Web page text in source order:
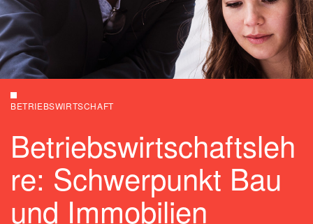
BETRIEBSWIRTSCHAFT
Betriebswirtschaftsleh
re: Schwerpunkt Bau
und Immobilien